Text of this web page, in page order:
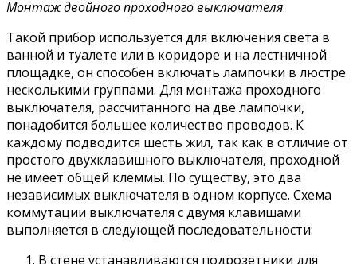
Монтаж двойного проходного выключателя
Такой прибор используется для включения света в
ванной и туалете или в коридоре и на лестничной
площадке, он способен включать лампочки в люстре
несколькими группами. Для монтажа проходного
выключателя, рассчитанного на две лампочки,
понадобится большее количество проводов. К
каждому подводится шесть жил, так как в отличие от
простого двухклавишного выключателя, проходной
не имеет общей клеммы. По существу, это два
независимых выключателя в одном корпусе. Схема
коммутации выключателя с двумя клавишами
выполняется в следующей последовательности:
В стене устанавливаются подрозетники для